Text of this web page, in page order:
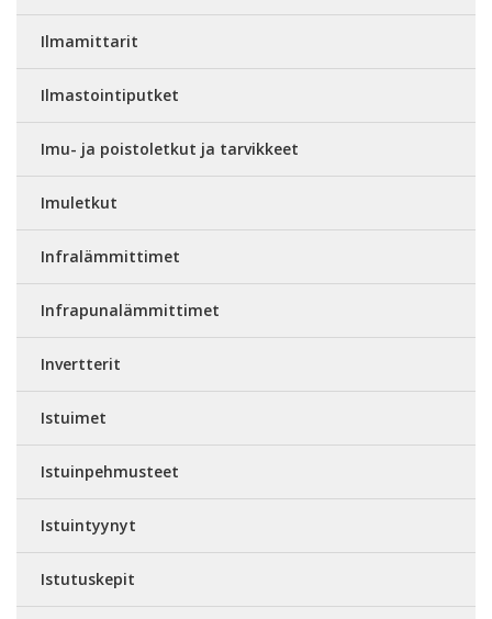
Ilmamittarit
Ilmastointiputket
Imu- ja poistoletkut ja tarvikkeet
Imuletkut
Infralämmittimet
Infrapunalämmittimet
Invertterit
Istuimet
Istuinpehmusteet
Istuintyynyt
Istutuskepit